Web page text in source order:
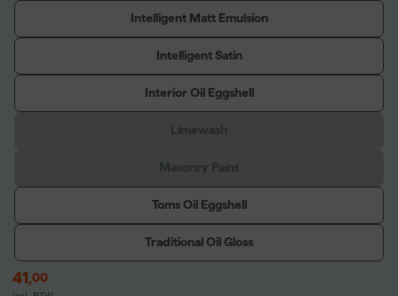
Intelligent Matt Emulsion
Intelligent Satin
Interior Oil Eggshell
Toms Oil Eggshell
Traditional Oil Gloss
41,00